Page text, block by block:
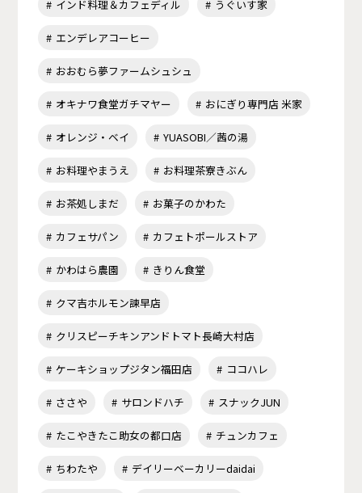
インド料理＆カフェディル うぐいす家
エンデレアコーヒー
おおむら夢ファームシュシュ
オキナワ食堂ガチマヤー おにぎり専門店 米家
オレンジ・ベイ YUASOBI／茜の湯
お料理やまうえ お料理茶寮きぶん
お茶処しまだ お菓子のかわた
カフェサパン カフェトポールストア
かわはら農園 きりん食堂
クマ吉ホルモン諫早店
クリスピーチキンアンドトマト長崎大村店
ケーキショップジタン福田店 ココハレ
ささや サロンドハチ スナックJUN
たこやきたこ助女の都口店 チュンカフェ
ちわたや デイリーベーカリーdaidai